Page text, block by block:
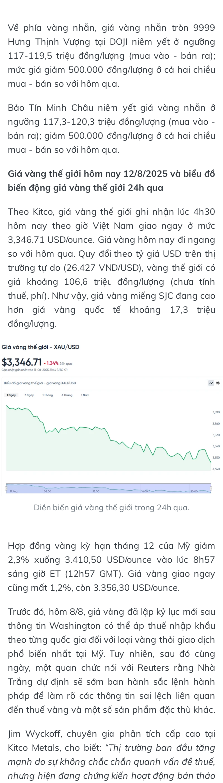
Về phía vàng nhẫn, giá vàng nhẫn tròn 9999
Hưng Thịnh Vượng tại DOJI niêm yết ở ngưỡng
117-119,5 triệu đồng/lượng (mua vào - bán ra);
mức giá giảm 500.000 đồng/lượng ở cả hai chiều
mua - bán so với hôm qua.
Bảo Tín Minh Châu niêm yết giá vàng nhẫn ở
ngưỡng 117,3-120,3 triệu đồng/lượng (mua vào -
bán ra); giảm 500.000 đồng/lượng ở cả hai chiều
mua - bán so với hôm qua.
Giá vàng thế giới hôm nay 12/8/2025 và biểu đồ
biến động giá vàng thế giới 24h qua
Theo Kitco, giá vàng thế giới ghi nhận lúc 4h30
hôm nay theo giờ Việt Nam giao ngay ở mức
3,346.71 USD/ounce. Giá vàng hôm nay đi ngang
so với hôm qua. Quy đổi theo tỷ giá USD trên thị
trường tự do (26.427 VND/USD), vàng thế giới có
giá khoảng 106,6 triệu đồng/lượng (chưa tính
thuế, phí). Như vậy, giá vàng miếng SJC đang cao
hơn giá vàng quốc tế khoảng 17,3 triệu
đồng/lượng.
Diễn biến giá vàng thế giới trong 24h qua.
Hợp đồng vàng kỳ hạn tháng 12 của Mỹ giảm
2,3% xuống 3.410,50 USD/ounce vào lúc 8h57
sáng giờ ET (12h57 GMT). Giá vàng giao ngay
cũng mất 1,2%, còn 3.356,30 USD/ounce.
Trước đó, hôm 8/8, giá vàng đã lập kỷ lục mới sau
thông tin Washington có thể áp thuế nhập khẩu
theo từng quốc gia đối với loại vàng thỏi giao dịch
phổ biến nhất tại Mỹ. Tuy nhiên, sau đó cùng
ngày, một quan chức nói với Reuters rằng Nhà
Trắng dự định sẽ sớm ban hành sắc lệnh hành
pháp để làm rõ các thông tin sai lệch liên quan
đến thuế vàng và một số sản phẩm đặc thù khác.
Jim Wyckoff, chuyên gia phân tích cấp cao tại
Kitco Metals, cho biết: “Thị trường ban đầu tăng
mạnh do sự không chắc chắn quanh vấn đề thuế,
nhưng hiện đang chứng kiến hoạt động bán tháo